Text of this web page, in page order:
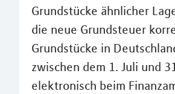
Grundstücke ähnlicher
die neue Grundsteuer
Grundstücke in
zwischen dem 1. Juli und
elektronisch beim